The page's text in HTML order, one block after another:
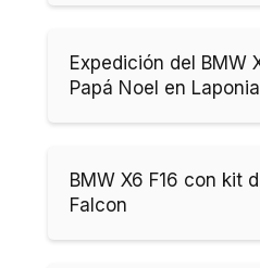
Expedición del BMW
Papá Noel en Laponia
BMW X6 F16 con kit
Falcon